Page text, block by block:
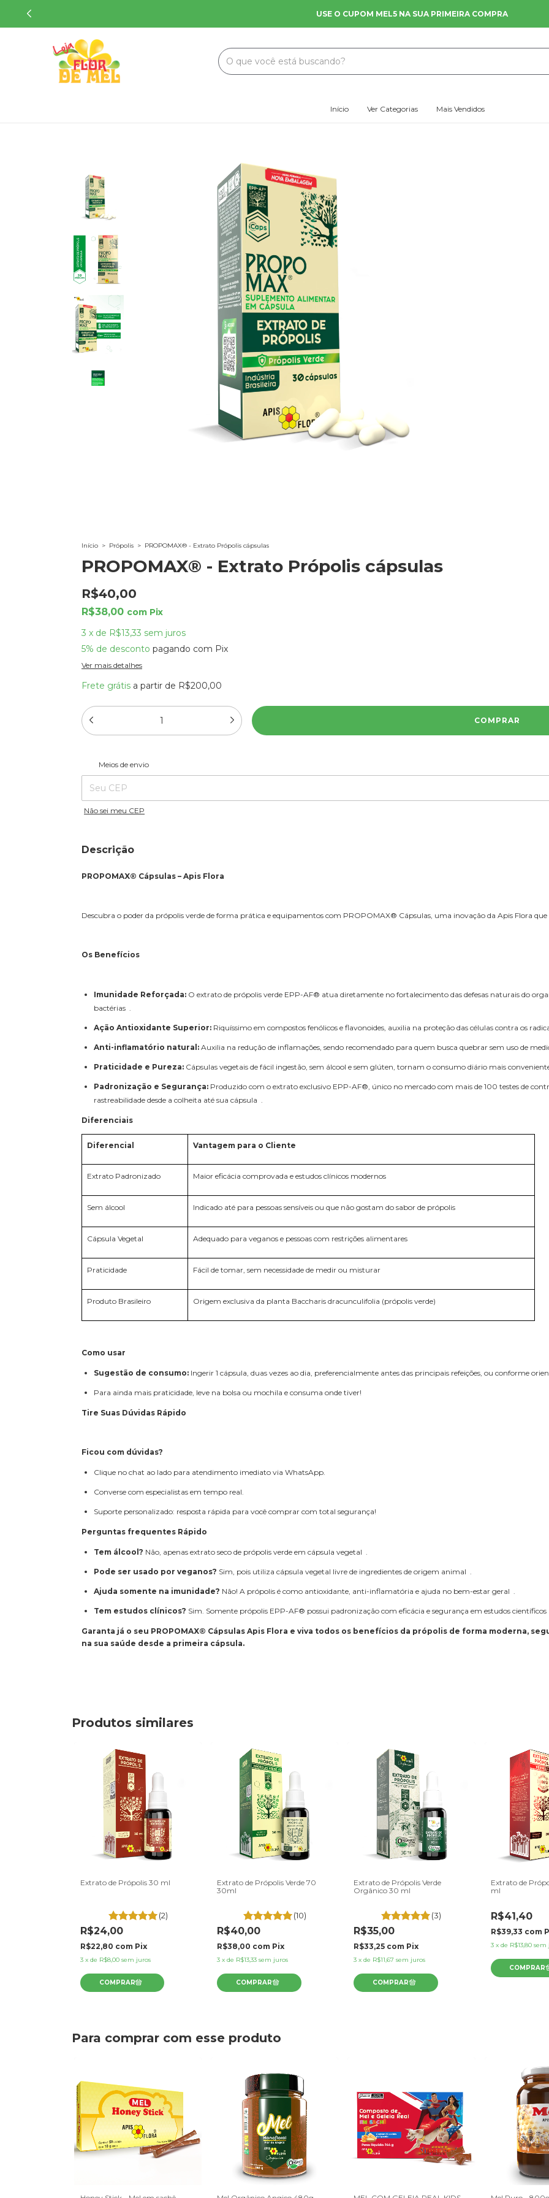
FRETE GRÁTIS NAS COMPRAS A PARTIR DE R$ 200
Início Ver Categorias Mais Vendidos
Início > Própolis > PROPOMAX® - Extrato Própolis cápsulas
PROPOMAX® - Extrato Própolis cápsulas
R$40,00
R$38,00 com Pix
3 x de R$13,33 sem juros
5% de desconto pagando com Pix
Ver mais detalhes
Frete grátis a partir de R$200,00
Entregas para o CEP:
Meios de envio
Não sei meu CEP
Descrição
PROPOMAX® Cápsulas – Apis Flora
Descubra o poder da própolis verde de forma prática e equipamentos com PROPOMAX® Cápsulas, uma inovação da Apis Flora que
Os Benefícios
Imunidade Reforçada: O extrato de própolis verde EPP-AF® atua diretamente no fortalecimento das defesas naturais do
bactérias .
Ação Antioxidante Superior: Riquíssimo em compostos fenólicos e flavonoides, auxilia na proteção das células contra os
Anti-inflamatório natural: Auxilia na redução de inflamações, sendo recomendado para quem busca quebrar sem uso de
Praticidade e Pureza: Cápsulas vegetais de fácil ingestão, sem álcool e sem glúten, tornam o consumo diário mais
Padronização e Segurança: Produzido com o extrato exclusivo EPP-AF®, único no mercado com mais de 100 testes de
rastreabilidade desde a colheita até sua cápsula .
Diferenciais
Diferencial Vantagem para o Cliente
Extrato Padronizado Maior eficácia comprovada e estudos clínicos modernos
Sem álcool Indicado até para pessoas sensíveis ou que não gostam do sabor de própolis
Cápsula Vegetal Adequado para veganos e pessoas com restrições alimentares
Praticidade Fácil de tomar, sem necessidade de medir ou misturar
Produto Brasileiro Origem exclusiva da planta Baccharis dracunculifolia (própolis verde)
Como usar
Sugestão de consumo: Ingerir 1 cápsula, duas vezes ao dia, preferencialmente antes das principais refeições, ou conforme
Para ainda mais praticidade, leve na bolsa ou mochila e consuma onde tiver!
Tire Suas Dúvidas Rápido
Ficou com dúvidas?
Clique no chat ao lado para atendimento imediato via WhatsApp.
Converse com especialistas em tempo real.
Suporte personalizado: resposta rápida para você comprar com total segurança!
Perguntas frequentes Rápido
Tem álcool? Não, apenas extrato seco de própolis verde em cápsula vegetal .
Pode ser usado por veganos? Sim, pois utiliza cápsula vegetal livre de ingredientes de origem animal .
Ajuda somente na imunidade? Não! A própolis é como antioxidante, anti-inflamatória e ajuda no bem-estar geral .
Tem estudos clínicos? Sim. Somente própolis EPP-AF® possui padronização com eficácia e segurança em estudos científicos .
Garanta já o seu PROPOMAX® Cápsulas Apis Flora e viva todos os benefícios da própolis de forma moderna,
na sua saúde desde a primeira cápsula.
Produtos similares
Extrato de Própolis 30 ml
(2)
R$24,00
R$22,80 com Pix
3 x de R$8,00 sem juros
Extrato de Própolis Verde 70
30ml
(10)
R$40,00
R$38,00 com Pix
3 xde R$13,33 sem juros
Extrato de Própolis Verde
Orgânico 30 ml
(3)
R$35,00
R$33,25 com Pix
3 xde R$11,67 sem juros
Extrato de
ml
R$41,40
R$39,33 com
3 x de R$13,80 sem
Para comprar com esse produto